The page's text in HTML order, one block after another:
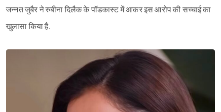
जन्नत जुबैर ने रुबीना दिलैक के पॉडकास्ट में आकर इस आरोप की सच्चाई का
खुलासा किया है.